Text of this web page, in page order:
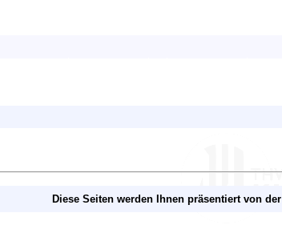
Diese Seiten werden Ihnen präsentiert von der